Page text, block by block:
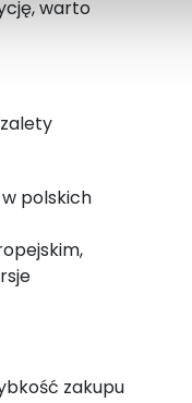
warto
polskich
zakupu